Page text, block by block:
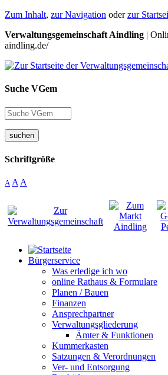
Zum Inhalt, zur Navigation oderzur
Verwaltungsgemeinschaft Aindling |
aindling.de/
Suche VGem
suchen
Schriftgröße
A A A
Bürgerservice
Was erledige ich wo
online Rathaus & Formulare
Planen / Bauen
Finanzen
Ansprechpartner
Verwaltungsgliederung
Ämter & Funktionen
Kummerkasten
Satzungen & Verordnungen
Ver- und Entsorgung